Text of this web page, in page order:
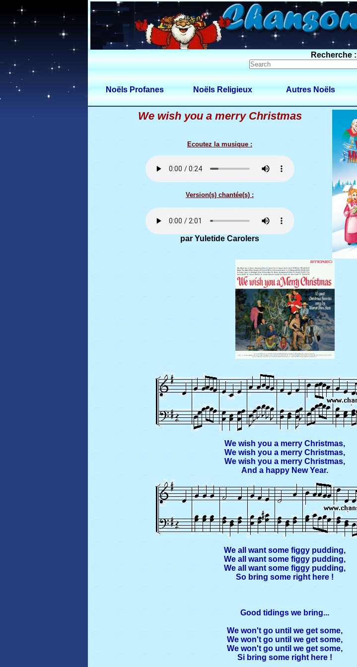
Recherche :
Noëls Profanes Noëls Religieux Autres Noëls
We wish you a merry Christmas
Ecoutez la musique :
Version(s) chantée(s) :
par Yuletide Carolers
We wish you a merry Christmas,
We wish you a merry Christmas,
We wish you a merry Christmas,
And a happy New Year.
We all want some figgy pudding,
We all want some figgy pudding,
We all want some figgy pudding,
So bring some right here !
Good tidings we bring...
We won't go until we get some,
We won't go until we get some,
We won't go until we get some,
Si bring some right here !